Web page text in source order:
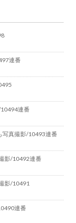
連番
連番
写真撮影/10493連番
影/10492連番
影/10491
連番